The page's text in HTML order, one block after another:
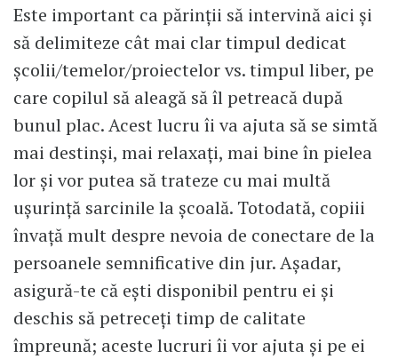
Este important ca părinții să intervină aici și
să delimiteze cât mai clar timpul dedicat
școlii/temelor/proiectelor vs. timpul liber, pe
care copilul să aleagă să îl petreacă după
bunul plac. Acest lucru îi va ajuta să se simtă
mai destinși, mai relaxați, mai bine în pielea
lor și vor putea să trateze cu mai multă
ușurință sarcinile la școală. Totodată, copiii
învață mult despre nevoia de conectare de la
persoanele semnificative din jur. Așadar,
asigură-te că ești disponibil pentru ei și
deschis să petreceți timp de calitate
împreună; aceste lucruri îi vor ajuta și pe ei